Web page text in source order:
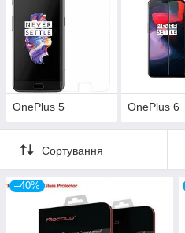
OnePlus 5 OnePlus 6
Сортування
–40%